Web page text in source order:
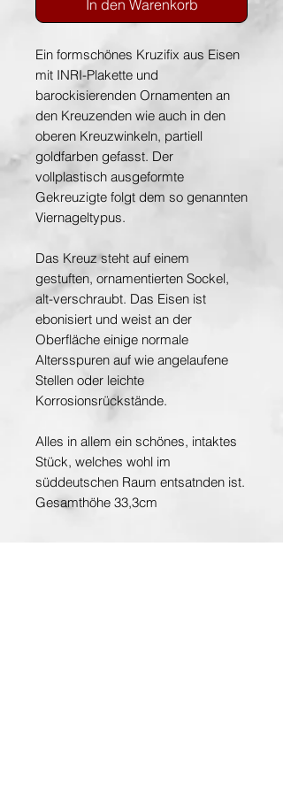
In den Warenkorb
Ein formschönes Kruzifix aus Eisen
mit INRI-Plakette und
barockisierenden Ornamenten an
den Kreuzenden wie auch in den
oberen Kreuzwinkeln, partiell
goldfarben gefasst. Der
vollplastisch ausgeformte
Gekreuzigte folgt dem so genannten
Viernageltypus.
Das Kreuz steht auf einem
gestuften, ornamentierten Sockel,
alt-verschraubt. Das Eisen ist
ebonisiert und weist an der
Oberfläche einige normale
Altersspuren auf wie angelaufene
Stellen oder leichte
Korrosionsrückstände.
Alles in allem ein schönes, intaktes
Stück, welches wohl im
süddeutschen Raum entsatnden ist.
Gesamthöhe 33,3cm